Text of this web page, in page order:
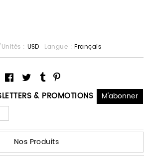
& PROMOTIONS
: USD Langue : Français
Nos Produits